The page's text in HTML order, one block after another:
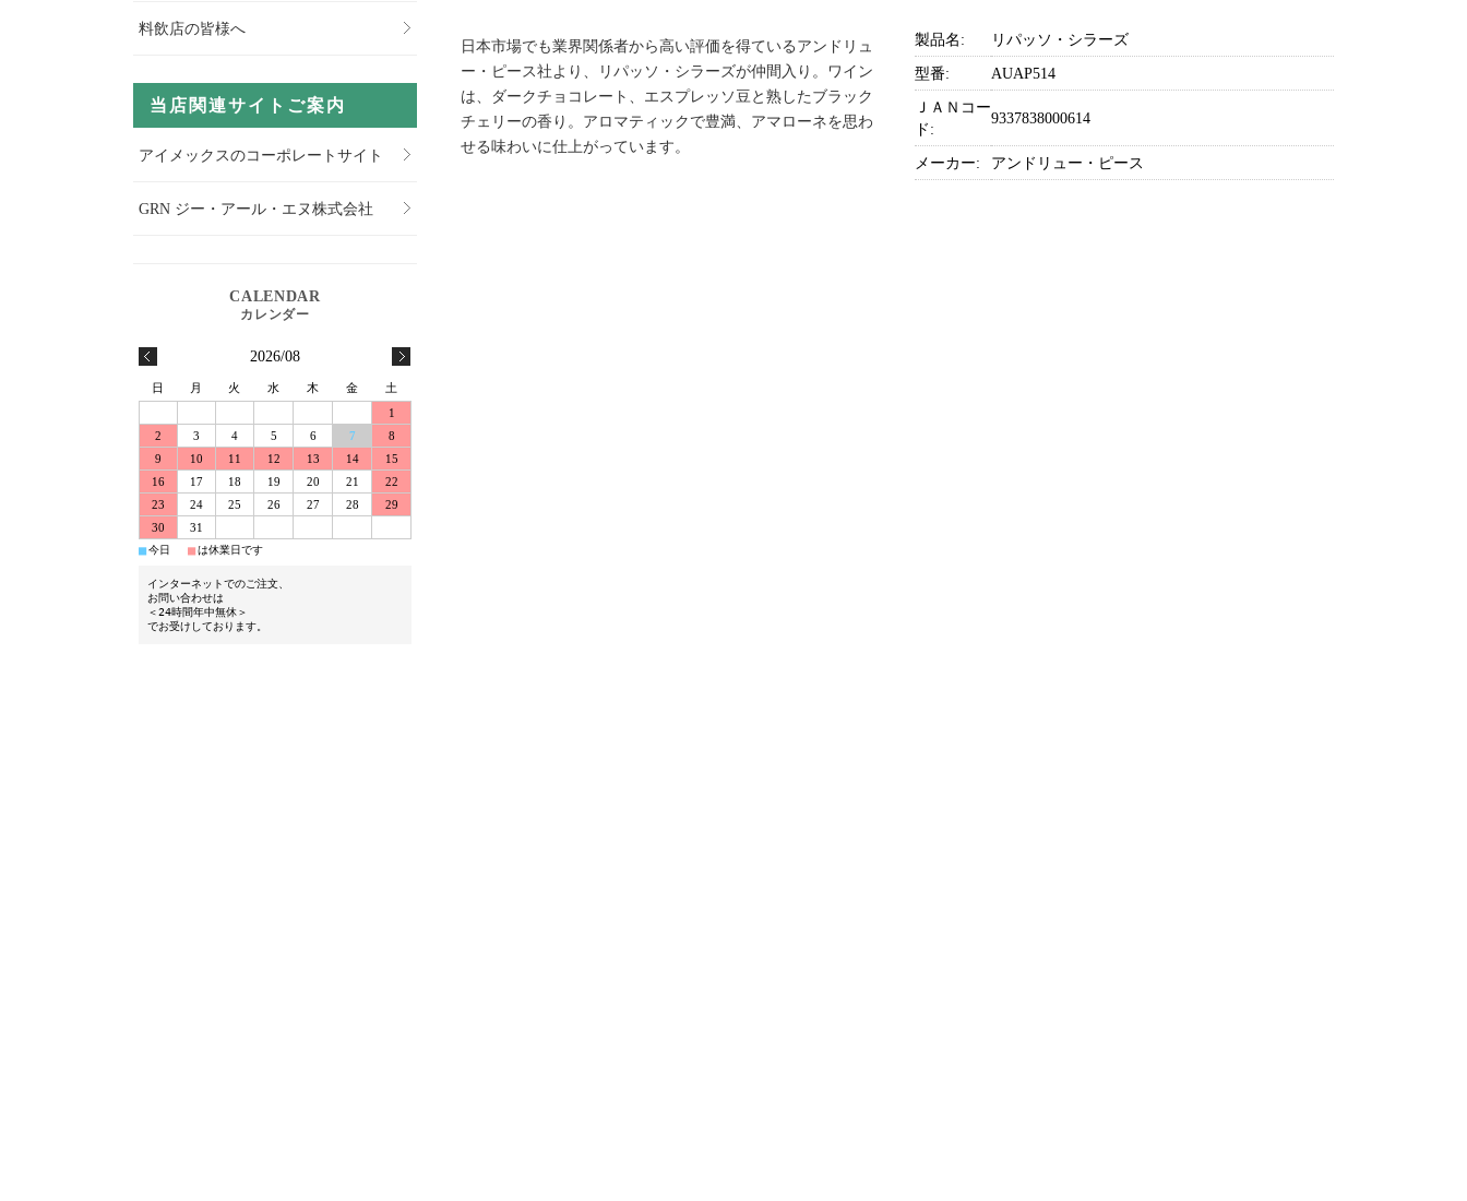
日本市場でも業界関係者から高い評価を得ているアンドリュ
ー・ピース社より、リパッソ・シラーズが仲間入り。ワイン
は、ダークチョコレート、エスプレッソ豆と熟したブラック
チェリーの香り。アロマティックで豊満、アマローネを思わ
せる味わいに仕上がっています。
製品名:
リパッソ・シラーズ
型番:
AUAP514
ＪＡＮコー
ド:
9337838000614
メーカー: アンドリュー・ピース
料飲店の皆様へ
当店関連サイトご案内
アイメックスのコーポレートサイト
GRN ジー・アール・エヌ株式会社
2026/08
日 月 火 水 木 金
土
1
2
3 4 5 6 7
8
9
10 11 12 13 14
15
16
17 18 19 20 21
22
23
24 25 26 27 28
29
30
31
■今日 ■は休業日です
インターネットでのご注文、
お問い合わせは
＜24時間年中無休＞
でお受けしております。